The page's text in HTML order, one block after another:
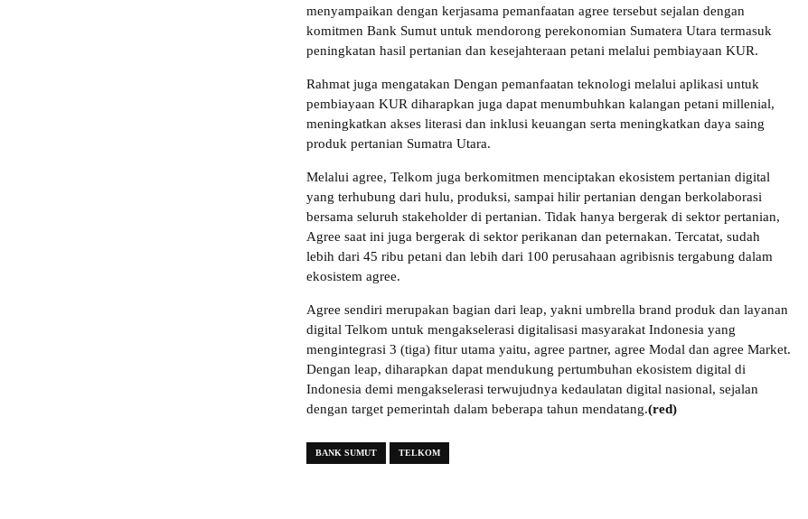
menyampaikan dengan kerjasama pemanfaatan agree tersebut sejalan dengan
komitmen Bank Sumut untuk mendorong perekonomian Sumatera Utara termasuk
peningkatan hasil pertanian dan kesejahteraan petani melalui pembiayaan KUR.
Rahmat juga mengatakan Dengan pemanfaatan teknologi melalui aplikasi untuk
pembiayaan KUR diharapkan juga dapat menumbuhkan kalangan petani millenial,
meningkatkan akses literasi dan inklusi keuangan serta meningkatkan daya saing
produk pertanian Sumatra Utara.
Melalui agree, Telkom juga berkomitmen menciptakan ekosistem pertanian digital
yang terhubung dari hulu, produksi, sampai hilir pertanian dengan berkolaborasi
bersama seluruh stakeholder di pertanian. Tidak hanya bergerak di sektor pertanian,
Agree saat ini juga bergerak di sektor perikanan dan peternakan. Tercatat, sudah
lebih dari 45 ribu petani dan lebih dari 100 perusahaan agribisnis tergabung dalam
ekosistem agree.
Agree sendiri merupakan bagian dari leap, yakni umbrella brand produk dan layanan
digital Telkom untuk mengakselerasi digitalisasi masyarakat Indonesia yang
mengintegrasi 3 (tiga) fitur utama yaitu, agree partner, agree Modal dan agree Market.
Dengan leap, diharapkan dapat mendukung pertumbuhan ekosistem digital di
Indonesia demi mengakselerasi terwujudnya kedaulatan digital nasional, sejalan
dengan target pemerintah dalam beberapa tahun mendatang.(red)
BANK SUMUT TELKOM